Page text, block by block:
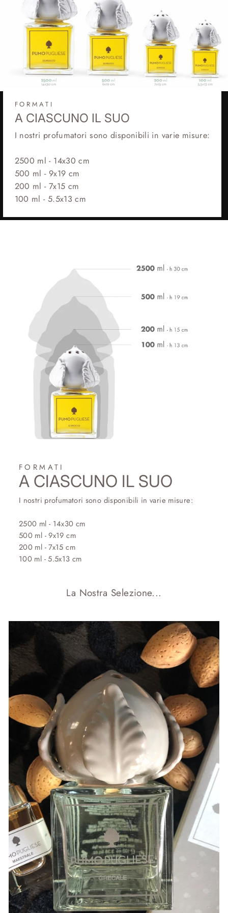
FORMATI
A CIASCUNO IL SUO
I nostri profumatori sono disponibili in varie misure:
2500 ml - 14x30 cm
500 ml - 9x19 cm
200 ml - 7x15 cm
100 ml - 5.5x13 cm
FORMATI
A CIASCUNO IL SUO
I nostri profumatori sono disponibili in varie misure:
2500 ml - 14x30 cm
500 ml - 9x19 cm
200 ml - 7x15 cm
100 ml - 5.5x13 cm
La Nostra Selezione...